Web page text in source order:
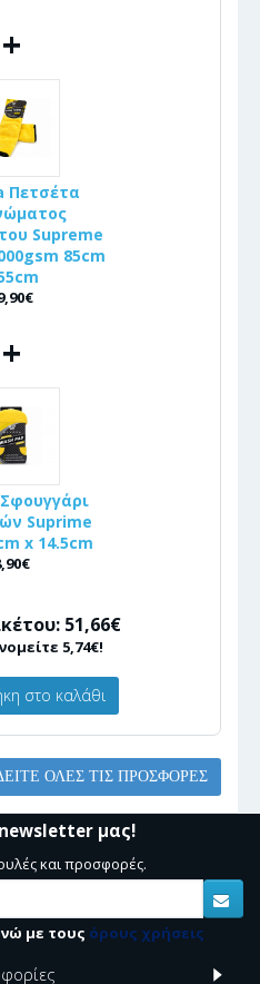
+
Πετσέτα
Supreme
85cm
+
Suprime
x 14.5cm
51,66€
5,74€!
στο καλάθι
ΌΛΕΣ ΤΙΣ ΠΡΟΣΦΟΡΈΣ
μας!
και προσφορές.
με τους όρους χρήσεις